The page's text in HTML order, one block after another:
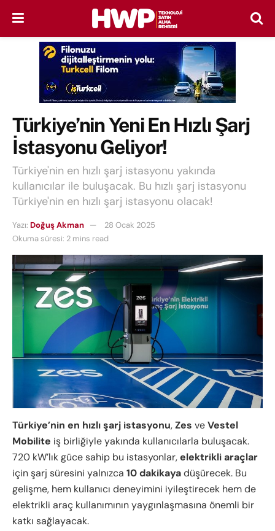
Türkiye’nin Yeni En Hızlı Şarj
İstasyonu Geliyor!
Türkiye'nin en hızlı şarj istasyonu yakında
kullanıcılar ile buluşacak. Bu hızlı şarj istasyonu
Türkiye'nin en hızlı şarj istasyonu olacak!
Yazı: Doğuş Akman
28 Ocak 2025
Okuma süresi: 2 mins read
Türkiye’nin en hızlı şarj istasyonu,Zes veVestel
Mobilite iş birliğiyle yakında kullanıcılarla buluşacak.
720 kW’lık güce sahip bu istasyonlar,elektrikli araçlar
için şarj süresini yalnızca 10 dakikayadüşürecek. Bu
gelişme, hem kullanıcı deneyimini iyileştirecek hem de
elektrikli araç kullanımının yaygınlaşmasına önemli bir
katkı sağlayacak.